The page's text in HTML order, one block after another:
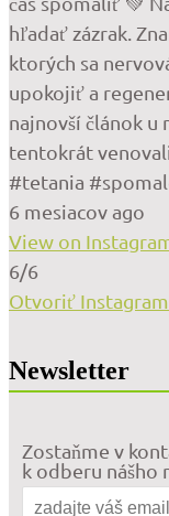
hľadať zázrak.
ktorých sa
upokojiť a
najnovší článok u
tentokrát
#tetania
6 mesiacov ago
View on
6/6
Otvoriť Instagram
Newsletter
Zostaňme v
k odberu nášho